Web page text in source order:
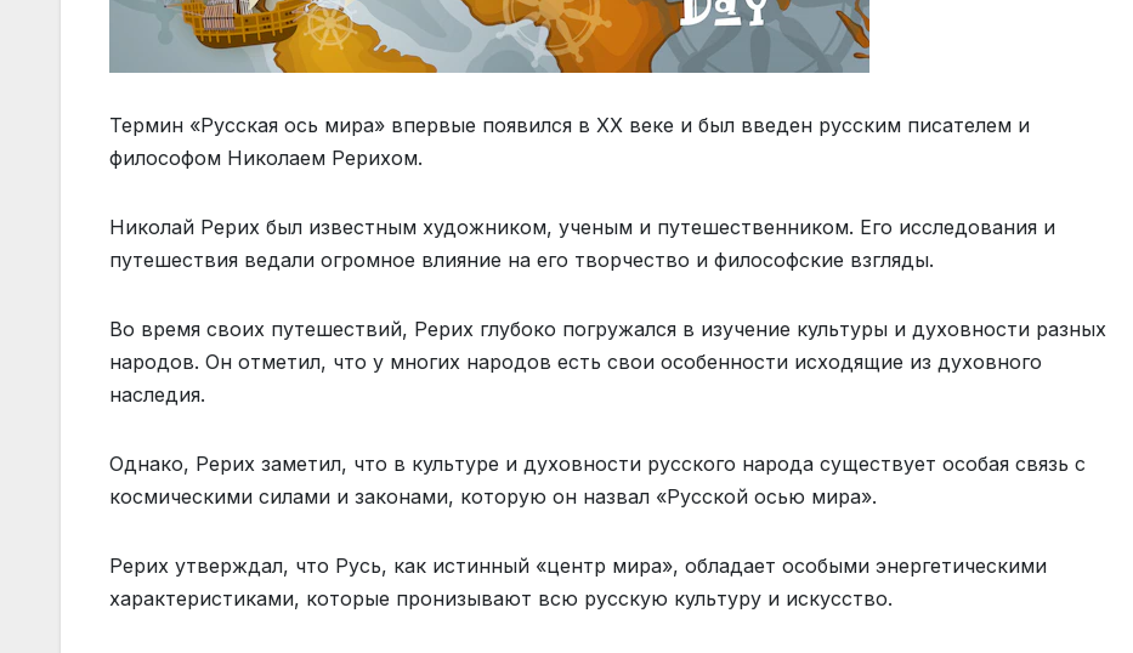
Термин «Русская ось мира» впервые появился в XX веке и был введен русским писателем и
философом Николаем Рерихом.
Николай Рерих был известным художником, ученым и путешественником. Его исследования и
путешествия ведали огромное влияние на его творчество и философские взгляды.
Во время своих путешествий, Рерих глубоко погружался в изучение культуры и духовности разных
народов. Он отметил, что у многих народов есть свои особенности исходящие из духовного
наследия.
Однако, Рерих заметил, что в культуре и духовности русского народа существует особая связь с
космическими силами и законами, которую он назвал «Русской осью мира».
Рерих утверждал, что Русь, как истинный «центр мира», обладает особыми энергетическими
характеристиками, которые пронизывают всю русскую культуру и искусство.